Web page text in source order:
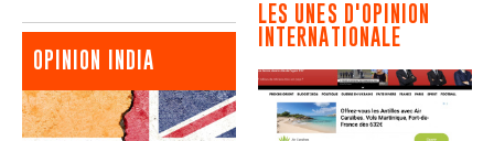
OPINION INDIA
LES UNES D'OPINION
INTERNATIONALE